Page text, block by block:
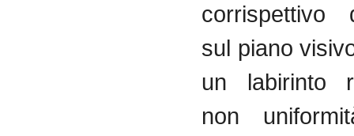
corrispettivo
sul piano
un labirinto
non